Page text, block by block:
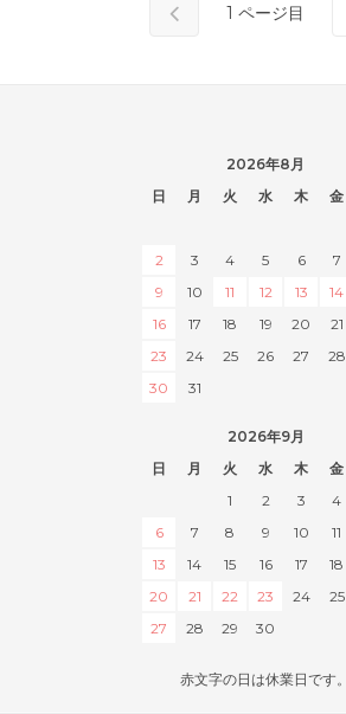
1 ページ目
2026年8月
日
月 火 水 木 金
2
3 4 5 6 7
9
10 11 12 13 14
16
17 18 19 20 21
23
24 25 26 27 28
30
31
2026年9月
日
月 火 水 木 金
1
2 3 4
6
7 8 9 10 11
13
14 15 16 17 18
20
21 22 23 24 25
27
28 29 30
赤文字の日は休業日です。